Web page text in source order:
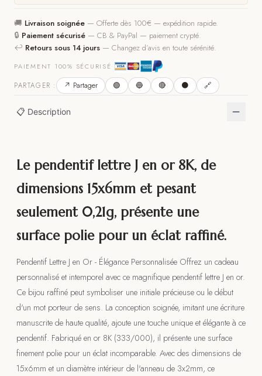
🚚 Livraison soignée — Offerte dès 100€ — expédition rapide.
🔒 Paiement sécurisé — CB & PayPal — paiement crypté.
↩️ Retours sous 14 jours — Changez d’avis en toute sérénité.
PAIEMENT 100% SÉCURISÉ
PARTAGER : ↗ Partager 🟢 🔵 🔴 ⚫ 🔗
📋 Description
Le pendentif lettre J en or 8K, de
dimensions 15x6mm et pesant
seulement 0,21g, présente une
surface polie pour un éclat raffiné.
Pendentif Lettre J en Or - Élégance Personnalisée Offrez un cadeau
personnalisé et intemporel avec ce magnifique pendentif lettre J en or.
Ce bijou raffiné peut symboliser une initiale précieuse ou le début
d'un mot porteur de sens. La conception soignée, imitant une écriture
manuscrite de haute qualité, ajoute une touche unique et élégante à ce
pendentif. Fabriqué en or 8K (333/000), il présente une surface
finement polie pour un éclat incomparable. Avec des dimensions de
15x6mm et un diamètre intérieur de l'anneau de 3x2mm, ce